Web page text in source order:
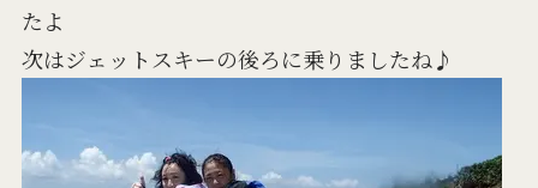
たよ
次はジェットスキーの後ろに乗りましたね♪